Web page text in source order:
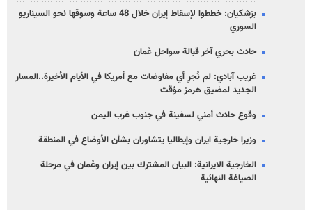
بزشكيان: خططوا لإسقاط إيران خلال 48 ساعة وسوقها نحو السيناريو
السوري
حادث بحري آخر قبالة سواحل عُمان
غريب آبادي: لم نُجرِ أي مفاوضات مع أمريكا في الأيام الأخيرة..المسار
الجديد لمضيق هرمز مؤقت
وقوع حادث أمني لسفينة في جنوب غرب اليمن
وزيرا خارجية ايران وإيطاليا يتشاوران بشأن الأوضاع في المنطقة
الخارجية الايرانية: البيان المشترك بين إيران وعُمان في مرحلة
الصياغة النهائية